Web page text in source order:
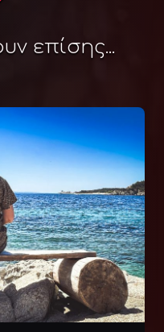
επίσης...